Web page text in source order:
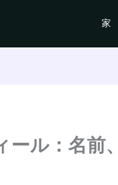
家
ール：名前